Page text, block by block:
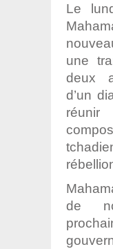
Le
une
deux
d’un
de